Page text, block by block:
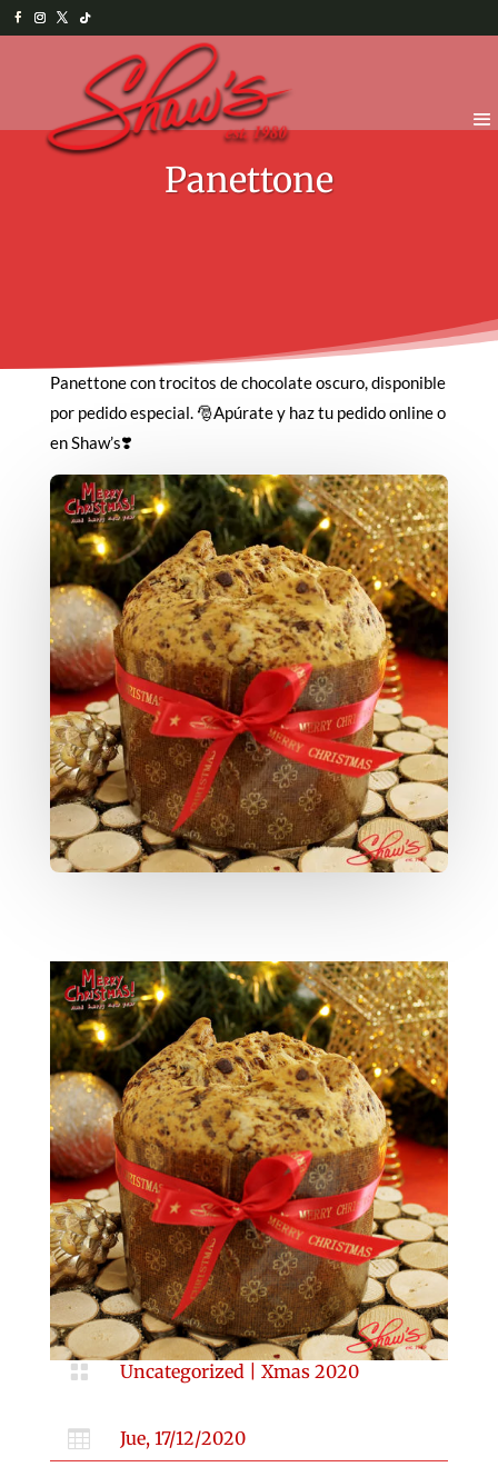
Panettone
Panettone con trocitos de chocolate oscuro, disponible
por pedido especial. 🎅Apúrate y haz tu pedido online o
en Shaw’s❣️
 Uncategorized Xmas 2020
 Jue, 17/12/2020